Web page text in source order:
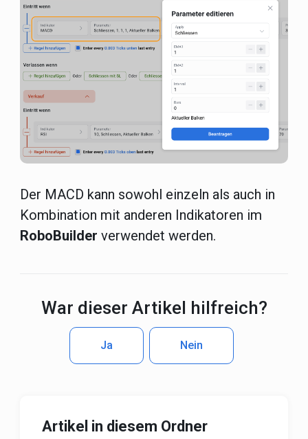
Der MACD kann sowohl einzeln als auch in
Kombination mit anderen Indikatoren im
RoboBuilder verwendet werden.
War dieser Artikel hilfreich?
Nein
Ja
Artikel in diesem Ordner